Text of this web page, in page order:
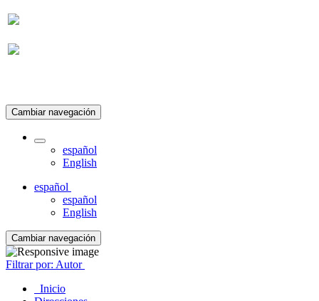
Cambiar navegación
español
English
español
español
English
Cambiar navegación
Filtrar por: Autor
Inicio